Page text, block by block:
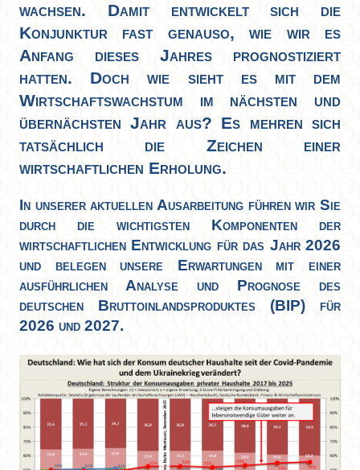
wachsen. Damit entwickelt sich die
Konjunktur fast genauso, wie wir es
Anfang dieses Jahres prognostiziert
hatten. Doch wie sieht es mit dem
Wirtschaftswachstum im nächsten und
übernächsten Jahr aus? Es mehren sich
tatsächlich die Zeichen einer
wirtschaftlichen Erholung.
In unserer aktuellen Ausarbeitung führen wir Sie
durch die wichtigsten Komponenten der
wirtschaftlichen Entwicklung für das Jahr 2026
und belegen unsere Erwartungen mit einer
ausführlichen Analyse und Prognose des
deutschen Bruttoinlandsproduktes (BIP) für
2026 und 2027.